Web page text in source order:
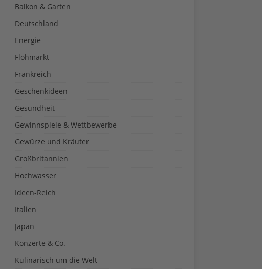
Balkon & Garten
Deutschland
Energie
Flohmarkt
Frankreich
Geschenkideen
Gesundheit
Gewinnspiele & Wettbewerbe
Gewürze und Kräuter
Großbritannien
Hochwasser
Ideen-Reich
Italien
Japan
Konzerte & Co.
Kulinarisch um die Welt